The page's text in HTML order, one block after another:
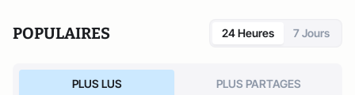
POPULAIRES 24 Heures 7 Jours
PLUS LUS PLUS PARTAGES